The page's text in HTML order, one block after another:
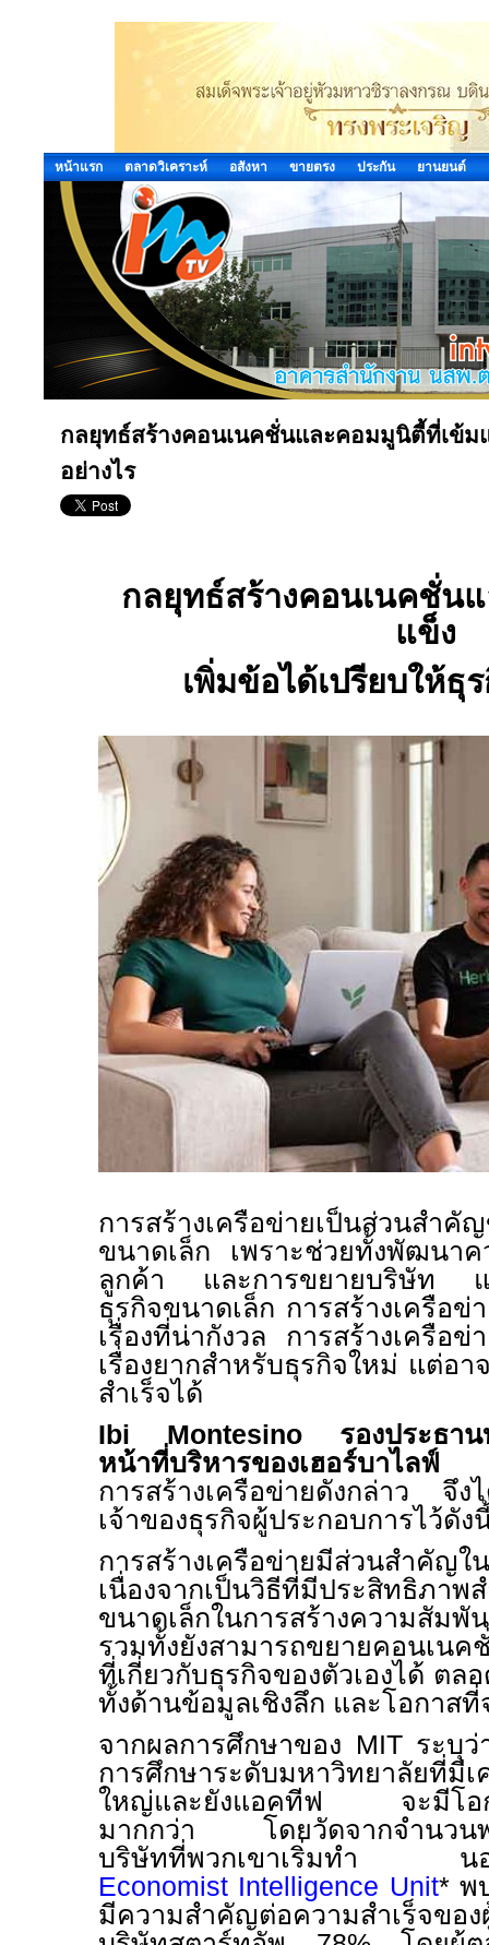
หน้าแรก ตลาดวิเคราะห์ อสังหา ขายตรง ประกัน ยานยนต์
กลยุทธ์สร้างคอนเนคชั่นและคอมมูนิตี้ที่เข้ม
อย่างไร
กลยุทธ์สร้างคอนเนคชั่น
แข็ง
เพิ่มข้อได้เปรียบให้ธุ
การสร้างเครือข่ายเป็นส่วนสำคั
ขนาดเล็ก เพราะช่วยทั้งพัฒนา
ลูกค้า และการขยายบริษัท แ
ธุรกิจขนาดเล็ก การสร้างเครือ
เรื่องที่น่ากังวล การสร้างเครือ
เรื่องยากสำหรับธุรกิจใหม่ แต่อ
สำเร็จได้
Ibi Montesino รองประธา
หน้าที่บริหารของเฮอร์บาไลฟ์
การสร้างเครือข่ายดังกล่าว จึง
เจ้าของธุรกิจผู้ประกอบการไว้ดั
การสร้างเครือข่ายมีส่วนสำคัญใ
เนื่องจากเป็นวิธีที่มีประสิทธิภาพ
ขนาดเล็กในการสร้างความสัมพั
รวมทั้งยังสามารถขยายคอนเน
ที่เกี่ยวกับธุรกิจของตัวเองได้ ต
ทั้งด้านข้อมูลเชิงลึก และโอกาสที่
จากผลการศึกษาของ MIT ระบุ
การศึกษาระดับมหาวิทยาลัยที่มีเ
ใหญ่และยังแอคทีฟ จะมีโอกา
มากกว่า โดยวัดจากจำนวนพ
บริษัทที่พวกเขาเริ่มทำ นอก
Economist Intelligence Unit* พ
มีความสำคัญต่อความสำเร็จของ